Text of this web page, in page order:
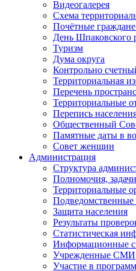
Видеогалерея
Схема
Почётные граждане
День Шпаковского
Туризм
Дума округа
Контрольно
Территориальная
Перечень
Территориальные
Перепись
Общественный
Памятные даты в
Совет женщин
Администрация
Структура
Полномочия,
Территориальные
Подведомственные
Защита населения
Результаты
Статистическая
Информационные
Учрежденные СМИ
Участие в